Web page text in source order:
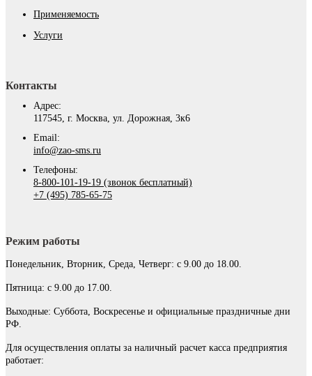
Применяемость
Услуги
Контакты
Адрес:
117545, г. Москва, ул. Дорожная, 3к6
Email:
info@zao-sms.ru
Телефоны:
8-800-101-19-19 (звонок бесплатный)
+7 (495) 785-65-75
Режим работы
Понедельник, Вторник, Среда, Четверг: с 9.00 до 18.00.
Пятница: с 9.00 до 17.00.
Выходные: Суббота, Воскресенье и официальные праздничные дни
РФ.
Для осуществления оплаты за наличный расчет касса предприятия
работает: